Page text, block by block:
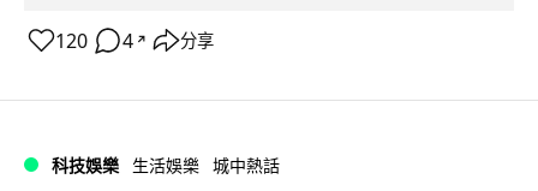
120 4 ↗ 分享
科技娛樂 生活娛樂 城中熱話